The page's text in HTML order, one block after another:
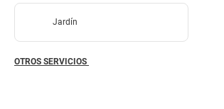
Jardín
OTROS SERVICIOS